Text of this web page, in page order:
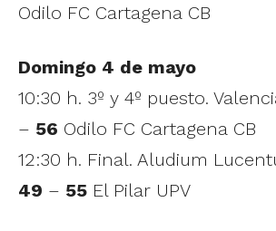
Odilo FC Cartagena CB
Domingo 4 de mayo
10:30 h. 3º y 4º puesto.
– 56 Odilo FC Cartagena CB
12:30 h. Final. Aludium
49 – 55 El Pilar UPV